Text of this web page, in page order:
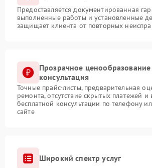
Предоставляется документированная
выполненные работы и установленные
защищает клиента от повторных
Прозрачное ценообразование
консультация
Точные прайс-листы, предварительная
ремонта, отсутствие скрытых платежей и
бесплатной консультации по телефону
сайте
Широкий спектр услуг